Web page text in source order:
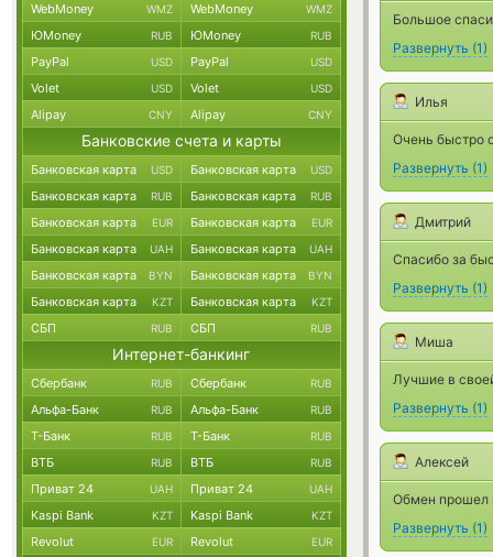
Большое
Развернуть (1)
Илья
Очень быстро
Развернуть (1)
Дмитрий
Спасибо за
Развернуть (1)
Миша
Лучшие в
Развернуть (1)
Алексей
Обмен прошел
Развернуть (1)
WebMoney WMZ WebMoney WMZ
ЮMoney RUB ЮMoney RUB
PayPal USD PayPal USD
Volet USD Volet USD
Alipay CNY Alipay CNY
Банковские счета и карты
Банковская карта USD Банковская карта USD
Банковская карта RUB Банковская карта RUB
Банковская карта EUR Банковская карта EUR
Банковская карта UAH Банковская карта UAH
Банковская карта BYN Банковская карта BYN
Банковская карта KZT Банковская карта KZT
СБП RUB СБП RUB
Интернет-банкинг
Сбербанк RUB Сбербанк RUB
Альфа-Банк RUB Альфа-Банк RUB
Т-Банк RUB Т-Банк RUB
ВТБ RUB ВТБ RUB
Приват 24 UAH Приват 24 UAH
Kaspi Bank KZT Kaspi Bank KZT
Revolut EUR Revolut EUR